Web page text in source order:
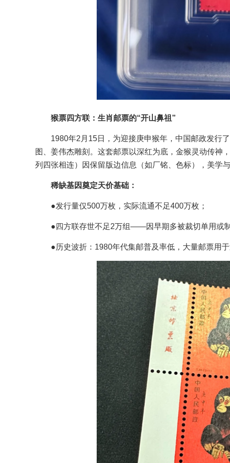
猴票四方联：生肖邮票的“开山鼻祖”
1980年2月15日，为迎接庚申猴年，中国邮政发行
图、姜伟杰雕刻。这套邮票以深红为底，金猴灵动传神
列四张相连）因保留版边信息（如厂铭、色标），美学
稀缺基因奠定天价基础：
●发行量仅500万枚，实际流通不足400万枚；
●四方联存世不足2万组——因早期多被裁切单用或
●历史波折：1980年代集邮普及率低，大量邮票用